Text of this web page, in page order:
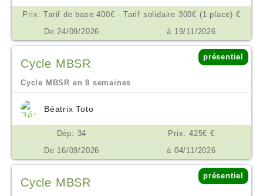
Prix: Tarif de base 400€ - Tarif solidaire 300€ (1 place) €
De 24/09/2026
à 19/11/2026
Cycle MBSR
présentiel
Cycle MBSR en 8 semaines
Béatrix Toto
Dép: 34
Prix: 425€ €
De 16/09/2026
à 04/11/2026
Cycle MBSR
présentiel